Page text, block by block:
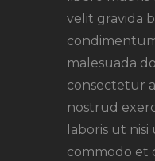
velit gravida
malesuada
consectetur
nostrud
laboris ut
commodo et